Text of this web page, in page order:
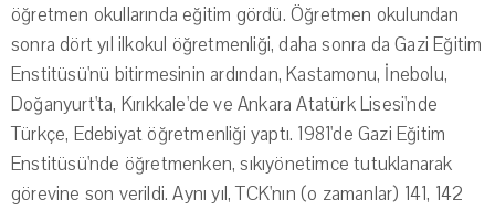
öğretmen okullarında eğitim gördü. Öğretmen okulundan
sonra dört yıl ilkokul öğretmenliği, daha sonra da Gazi Eğitim
Enstitüsü'nü bitirmesinin ardından, Kastamonu, İnebolu,
Doğanyurt'ta, Kırıkkale'de ve Ankara Atatürk Lisesi'nde
Türkçe, Edebiyat öğretmenliği yaptı. 1981'de Gazi Eğitim
Enstitüsü'nde öğretmenken, sıkıyönetimce tutuklanarak
görevine son verildi. Aynı yıl, TCK'nın (o zamanlar) 141, 142